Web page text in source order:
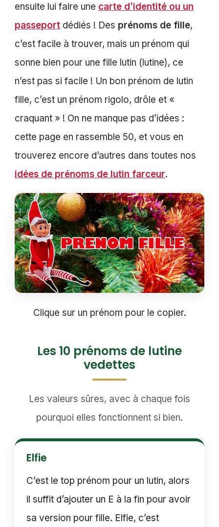
ensuite lui faire une carte d’identité ou un
passeport dédiés ! Des prénoms de fille,
c’est facile à trouver, mais un prénom qui
sonne bien pour une fille lutin (lutine), ce
n’est pas si facile ! Un bon prénom de lutin
fille, c’est un prénom rigolo, drôle et «
craquant » ! On ne manque pas d’idées :
cette page en rassemble 50, et vous en
trouverez encore d’autres dans toutes nos
idées de prénoms de lutin farceur.
Clique sur un prénom pour le copier.
Les 10 prénoms de lutine
vedettes
Les valeurs sûres, avec à chaque fois
pourquoi elles fonctionnent si bien.
Elfie
C’est le top prénom pour un lutin, alors
il suffit d’ajouter un E à la fin pour avoir
sa version pour fille. Elfie, c’est